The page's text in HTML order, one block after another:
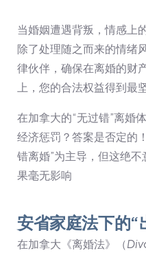
当婚姻遭遇背叛，情感上
除了处理随之而来的情绪
律伙伴，确保在离婚的财
上，您的合法权益得到最
在加拿大的“无过错”离婚
经济惩罚？答案是否定的
错离婚”为主导，但这绝
果毫无影响
安省家庭法下的“
在加拿大《离婚法》（